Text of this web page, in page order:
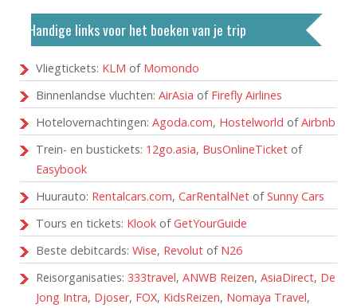
Handige links voor het boeken van je trip
Vliegtickets: KLM of Momondo
Binnenlandse vluchten: AirAsia of Firefly Airlines
Hotelovernachtingen: Agoda.com, Hostelworld ofAirbnb
Trein- en bustickets: 12go.asia, BusOnlineTicket of
Easybook
Huurauto: Rentalcars.com, CarRentalNet ofSunny Cars
Tours en tickets: Klook ofGetYourGuide
Beste debitcards: Wise, Revolut of N26
Reisorganisaties: 333travel, ANWB Reizen, AsiaDirect, De
Jong Intra, Djoser, FOX, KidsReizen, Nomaya Travel,